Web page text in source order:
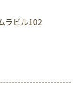
ラビル102